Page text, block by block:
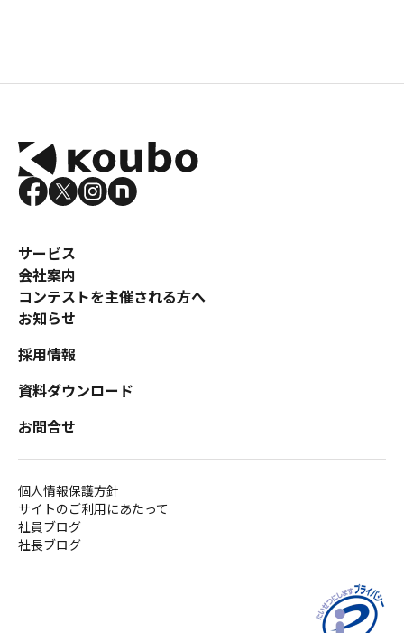
サービス
会社案内
コンテストを主催される方へ
お知らせ
採用情報
資料ダウンロード
お問合せ
個人情報保護方針
サイトのご利用にあたって
社員ブログ
社長ブログ